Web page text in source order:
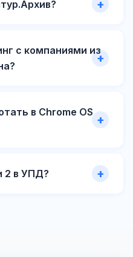
с компаниями из
в Chrome OS
2 в УПД?